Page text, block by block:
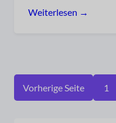
Weiterlesen →
Vorherige Seite 1